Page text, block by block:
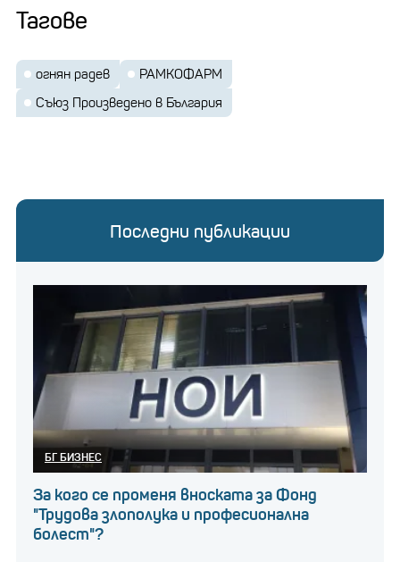
Тагове
огнян радев
РАМКОФАРМ
Съюз Произведено в България
Последни публикации
БГ БИЗНЕС
За кого се променя вноската за Фонд
"Трудова злополука и професионална
болест"?